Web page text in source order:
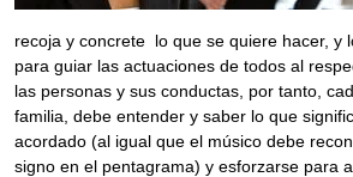
recoja y concrete lo que se quiere hacer, y
para guiar las actuaciones de todos al
las personas y sus conductas, por tanto,
familia, debe entender y saber lo que
acordado (al igual que el músico debe
signo en el pentagrama) y esforzarse para